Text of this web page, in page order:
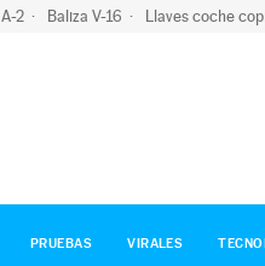
A-2 Baliza V-16 Llaves coche
PRUEBAS VIRALES